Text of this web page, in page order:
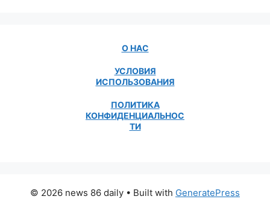
О НАС
УСЛОВИЯ
ИСПОЛЬЗОВАНИЯ
ПОЛИТИКА
КОНФИДЕНЦИАЛЬНОС
ТИ
© 2026 news 86 daily • Built with GeneratePress